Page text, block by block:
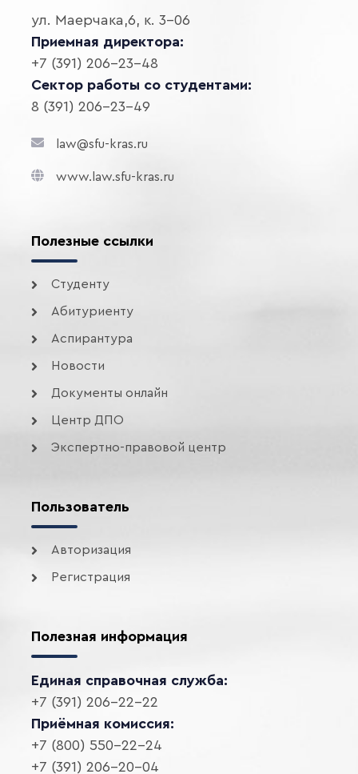
ул. Маерчака,6, к. 3-06
Приемная директора:
+7 (391) 206-23-48
Сектор работы со студентами:
8 (391) 206-23-49
law@sfu-kras.ru
www.law.sfu-kras.ru
Полезные ссылки
Студенту
Абитуриенту
Аспирантура
Новости
Документы онлайн
Центр ДПО
Экспертно-правовой центр
Пользователь
Авторизация
Регистрация
Полезная информация
Единая справочная служба:
+7 (391) 206-22-22
Приёмная комиссия:
+7 (800) 550-22-24
+7 (391) 206-20-04